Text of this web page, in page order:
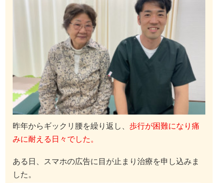
昨年からギックリ腰を繰り返し、 歩行が困難になり痛
みに耐える日々でした。
ある日、スマホの広告に目が止まり治療を申し込みま
した。